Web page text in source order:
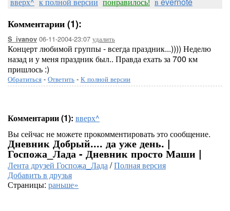
Комментарии (1):
S_ivanov 06-11-2004-23:07 удалить
Концерт любимой группы - всегда праздник...)))) Неделю
назад и у меня праздник был.. Правда ехать за 700 км
пришлось :)
Обратиться - Ответить - К полной версии
Комментарии (1): вверх^
Вы сейчас не можете прокомментировать это сообщение.
Дневник Добрый.... да уже день. |
Госпожа_Лада - Дневник просто Маши |
Лента друзей Госпожа_Лада/Полная версия
Добавить в друзья
Страницы: раньше»